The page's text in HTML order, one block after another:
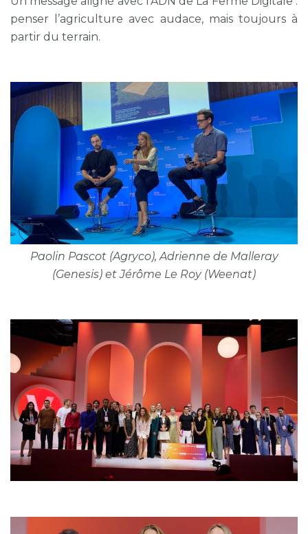
penser l’agriculture avec audace, mais toujours à
partir du terrain.
Paolin Pascot (Agryco), Adrienne de Malleray
(Genesis) et Jérôme Le Roy (Weenat)